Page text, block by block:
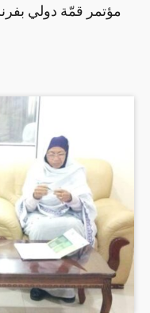
مؤتمر قمّة دولي